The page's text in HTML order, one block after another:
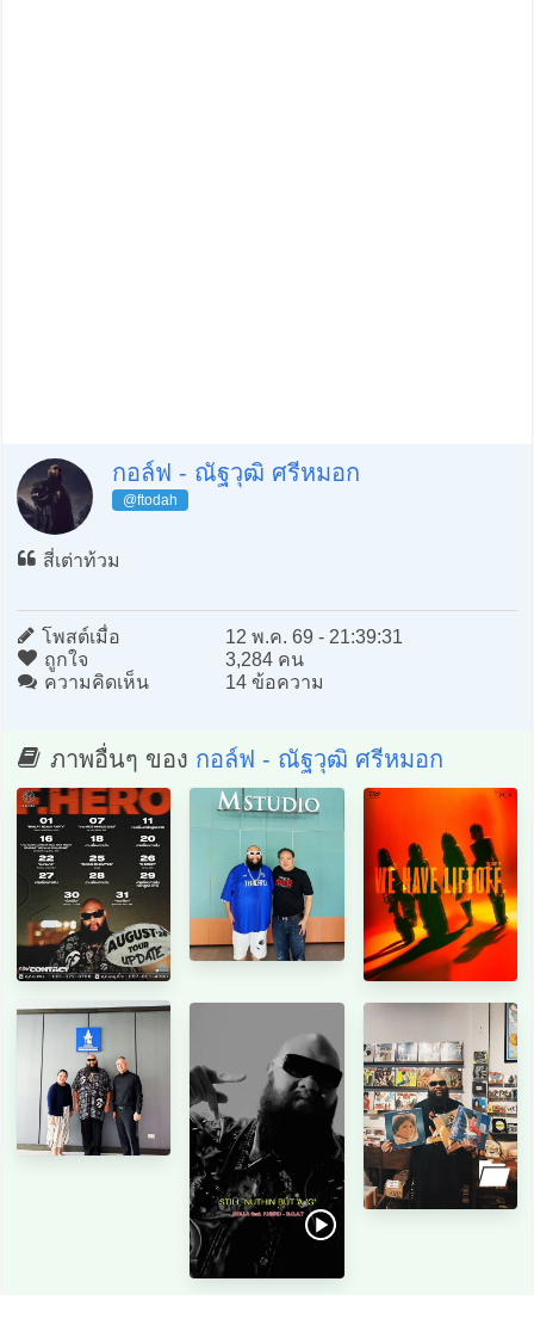
กอล์ฟ - ณัฐวุฒิ ศรีหมอก
@ftodah
สี่เต่าท้วม
โพสต์เมื่อ
12 พ.ค. 69 - 21:39:31
ถูกใจ
3,284 คน
ความคิดเห็น
14 ข้อความ
ภาพอื่นๆ ของ กอล์ฟ - ณัฐวุฒิ ศรีหมอก